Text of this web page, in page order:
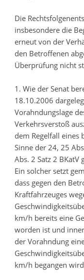
Die
insbesondere die
erneut von der
den Betroffenen
Überprüfung nicht
1. Wie der Senat
18.10.2006
Vorahndungslage
Verkehrsverstoß
dem Regelfall eines
Sinne der 24, 25
Abs. 2 Satz 2 BKatV
Ein solcher setzt
dass gegen den
Kraftfahrzeuges
km/h bereits eine
worden ist und
der Vorahndung
km/h begangen